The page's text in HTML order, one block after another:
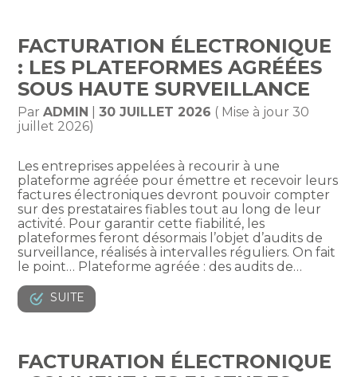
FACTURATION ÉLECTRONIQUE
: LES PLATEFORMES AGRÉÉES
SOUS HAUTE SURVEILLANCE
ParADMIN |30 JUILLET 2026 ( Mise à jour 30
juillet 2026)
Les entreprises appelées à recourir à une
plateforme agréée pour émettre et recevoir leurs
factures électroniques devront pouvoir compter
sur des prestataires fiables tout au long de leur
activité. Pour garantir cette fiabilité, les
plateformes feront désormais l’objet d’audits de
surveillance, réalisés à intervalles réguliers. On fait
le point… Plateforme agréée : des audits de…
SUITE
FACTURATION ÉLECTRONIQUE